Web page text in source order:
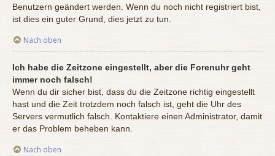
Benutzern geändert werden. Wenn du noch nicht registriert bist,
ist dies ein guter Grund, dies jetzt zu tun.
Nach oben
Ich habe die Zeitzone eingestellt, aber die Forenuhr geht
immer noch falsch!
Wenn du dir sicher bist, dass du die Zeitzone richtig eingestellt
hast und die Zeit trotzdem noch falsch ist, geht die Uhr des
Servers vermutlich falsch. Kontaktiere einen Administrator, damit
er das Problem beheben kann.
Nach oben